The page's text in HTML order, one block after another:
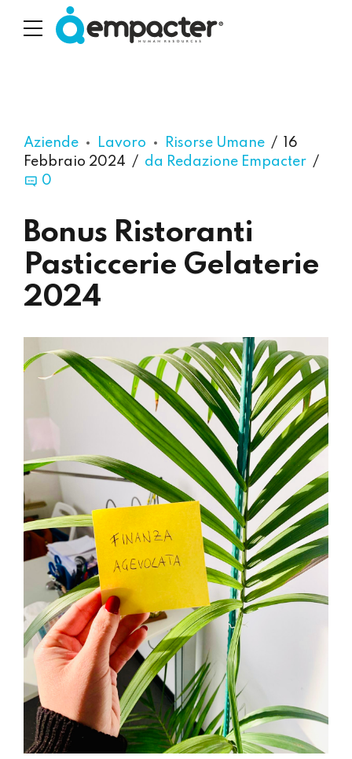
Aziende Lavoro Risorse Umane
16
Febbraio 2024
da Redazione Empacter
0
Bonus Ristoranti
Pasticcerie Gelaterie
2024